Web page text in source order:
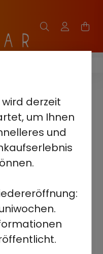
derzeit
um Ihnen
und